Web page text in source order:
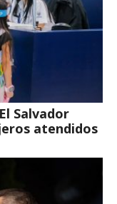
Salvador
atendidos